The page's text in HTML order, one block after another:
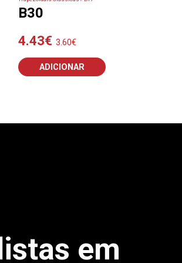
B30
4.43€ 3.60€
ADICIONAR
em